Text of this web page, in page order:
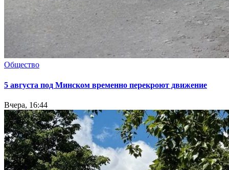
Общество
5 августа под Минском временно перекроют движение
Вчера, 16:44